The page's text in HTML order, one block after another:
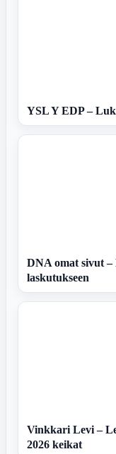
YSL Y EDP –
DNA omat sivut
laskutukseen
Vinkkari Levi –
2026 keikat